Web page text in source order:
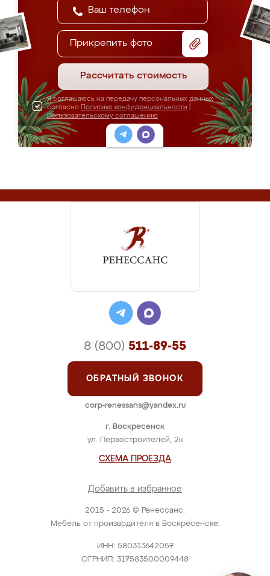
Прикрепить фото
Рассчитать стоимость
Я соглашаюсь на передачу персональных данных
согласно Политике конфиденциальности
Пользовательскому соглашению
2015 - 2026 © Ренессанс.
Мебель от производителя в Воскресенске.
ИНН: 580313642057
ОГРНИП: 317583500009448
г. Воскресенск
ул. Первостроителей, 2к
СХЕМА ПРОЕЗДА
Добавить в избранное
8 (800) 511-89-55
ОБРАТНЫЙ ЗВОНОК
corp-renessans@yandex.ru